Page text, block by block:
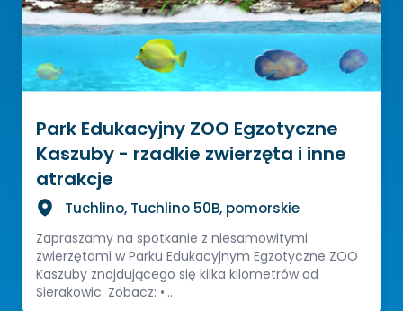
Park Edukacyjny ZOO Egzotyczne
Kaszuby - rzadkie zwierzęta i inne
atrakcje
Tuchlino, Tuchlino 50B, pomorskie
Zapraszamy na spotkanie z niesamowitymi
zwierzętami w Parku Edukacyjnym Egzotyczne ZOO
Kaszuby znajdującego się kilka kilometrów od
Sierakowic. Zobacz: •...